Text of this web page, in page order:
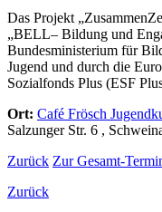
Das Projekt
„BELL– Bildung und
Bundesministerium für
Jugend und durch die
Sozialfonds Plus (ESF
Ort: Café Frösch
Salzunger Str. 6 ,
Zurück Zur Gesamt-
Zurück